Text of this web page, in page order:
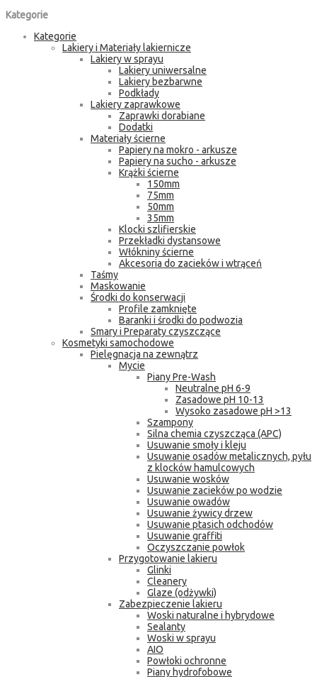
Kategorie
Kategorie
Lakiery i Materiały lakiernicze
Lakiery w sprayu
Lakiery uniwersalne
Lakiery bezbarwne
Podkłady
Lakiery zaprawkowe
Zaprawki dorabiane
Dodatki
Materiały ścierne
Papiery na mokro - arkusze
Papiery na sucho - arkusze
Krążki ścierne
150mm
75mm
50mm
35mm
Klocki szlifierskie
Przekładki dystansowe
Włókniny ścierne
Akcesoria do zacieków i wtrąceń
Taśmy
Maskowanie
Środki do konserwacji
Profile zamknięte
Baranki i środki do podwozia
Smary i Preparaty czyszczące
Kosmetyki samochodowe
Pielęgnacja na zewnątrz
Mycie
Piany Pre-Wash
Neutralne pH 6-9
Zasadowe pH 10-13
Wysoko zasadowe pH >13
Szampony
Silna chemia czyszcząca (APC)
Usuwanie smoły i kleju
Usuwanie osadów metalicznych, pyłu
z klocków hamulcowych
Usuwanie wosków
Usuwanie zacieków po wodzie
Usuwanie owadów
Usuwanie żywicy drzew
Usuwanie ptasich odchodów
Usuwanie graffiti
Oczyszczanie powłok
Przygotowanie lakieru
Glinki
Cleanery
Glaze (odżywki)
Zabezpieczenie lakieru
Woski naturalne i hybrydowe
Sealanty
Woski w sprayu
AIO
Powłoki ochronne
Piany hydrofobowe